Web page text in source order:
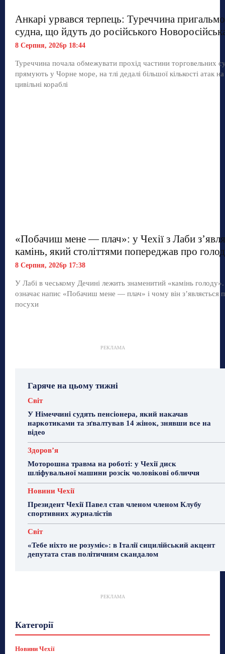
Анкарі урвався терпець: Туреччина
судна, що йдуть до російського
8 Серпня, 2026р 18:44
Туреччина почала обмежувати прохід частини торговельних
прямують у Чорне море, на тлі дедалі більшої кількості атак на
цивільні кораблі
«Побачиш мене — плач»: у Чехії з Лаби
камінь, який століттями попереджав про голод
8 Серпня, 2026р 17:38
У Лабі в чеському Дечині лежить знаменитий «камінь
означає напис «Побачиш мене — плач» і чому він з’являється
посухи
РЕКЛАМА
Гаряче на цьому тижні
Світ
У Німеччині судять пенсіонера, який накачав
наркотиками та зґвалтував 14 жінок, знявши все на
відео
Здоровʼя
Моторошна травма на роботі: у Чехії диск
шліфувальної машини розсік чоловікові обличчя
Новини Чехії
Президент Чехії Павел став членом членом Клубу
спортивних журналістів
Світ
«Тебе ніхто не розуміє»: в Італії сицилійський акцент
депутата став політичним скандалом
РЕКЛАМА
Категорії
Новини Чехії
Новини Чехії